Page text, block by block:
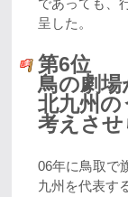
呈した。
第6位
鳥の劇場
北九州の
考えさ
06年に鳥取で
九州を代表す